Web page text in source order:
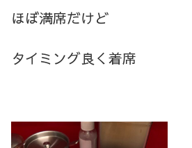
ほぼ満席だけど
タイミング良く着席